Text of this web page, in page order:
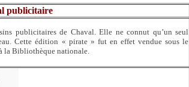
publicitaire
publicitaires de Chaval. Elle ne connut qu’un seul
Cette édition « pirate » fut en effet vendue sous le
la Bibliothèque nationale.